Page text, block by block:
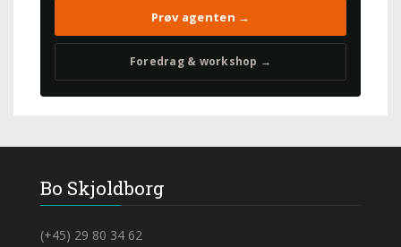
Prøv agenten →
Foredrag & workshop →
Bo Skjoldborg
(+45) 29 80 34 62